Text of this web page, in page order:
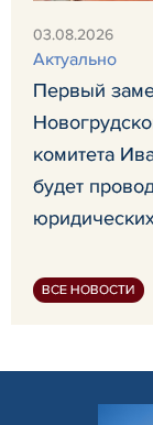
03.08.2026
Актуально
Первый
комитета
будет
ВСЕ НОВОСТИ